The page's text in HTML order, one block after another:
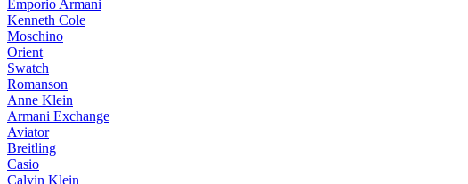
Emporio Armani
Kenneth Cole
Moschino
Orient
Swatch
Romanson
Anne Klein
Armani Exchange
Aviator
Breitling
Casio
Calvin Klein